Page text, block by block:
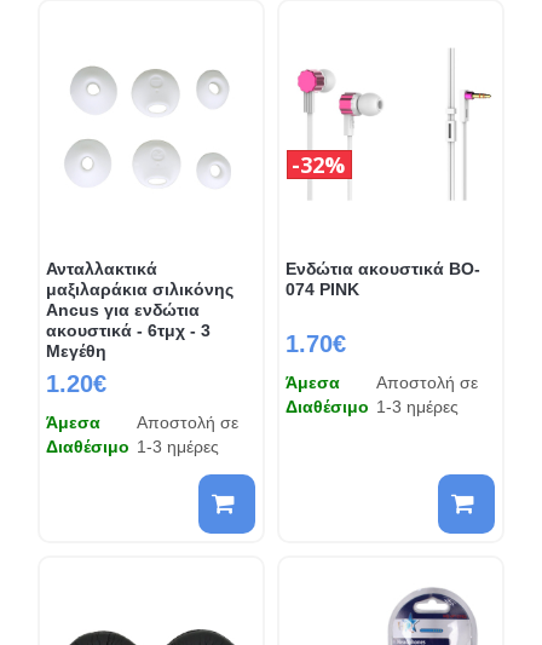
Ανταλλακτικά
μαξιλαράκια σιλικόνης
Ancus για ενδώτια
ακουστικά - 6τμχ - 3
Μεγέθη
1.20€
Άμεσα
Διαθέσιμο
Αποστολή σε
1-3 ημέρες
Ενδώτια ακουστικά BO-
074 PINK
1.70€
32%
Άμεσα
Διαθέσιμο
Αποστολή σε
1-3 ημέρες